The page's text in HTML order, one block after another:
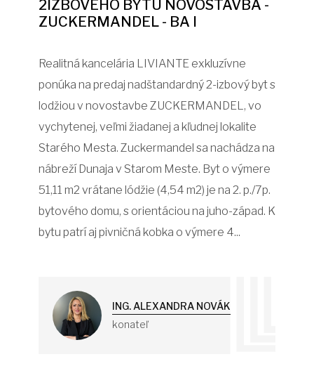
2IZBOVÉHO BYTU NOVOSTAVBA -
ZUCKERMANDEL - BA I
Realitná kancelária LIVIANTE exkluzívne
ponúka na predaj nadštandardný 2-izbový byt s
lodžiou v novostavbe ZUCKERMANDEL, vo
vychytenej, veľmi žiadanej a kľudnej lokalite
Starého Mesta. Zuckermandel sa nachádza na
nábreží Dunaja v Starom Meste. Byt o výmere
51,11 m2 vrátane lódžie (4,54 m2) je na 2. p./7p.
bytového domu, s orientáciou na juho-západ. K
bytu patrí aj pivničná kobka o výmere 4...
ING. ALEXANDRA NOVÁK
konateľ